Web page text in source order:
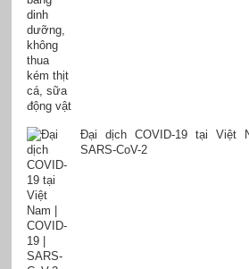
Đại dịch COVID-19 tại Việt
SARS-CoV-2